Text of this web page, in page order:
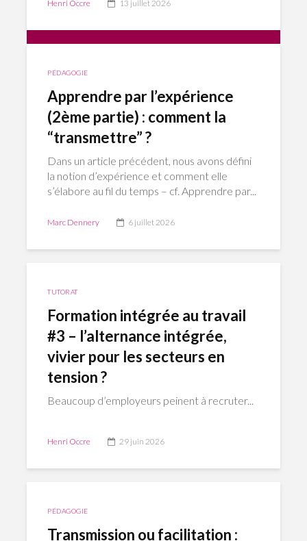
Henri Occre 13 juillet 2026
PÉDAGOGIE
Apprendre par l’expérience
(2ème partie) : comment la
“transmettre” ?
Dans un article précédent, nous avons défini
la notion d’expérience et comment elle
s’élabore au fil du temps – cf. Apprendre par...
Marc Dennery 6 juillet 2026
TUTORAT
Formation intégrée au travail
#3 – l’alternance intégrée,
vivier pour les secteurs en
tension ?
Beaucoup d’employeurs peinent à recruter...
Henri Occre 29 juin 2026
PÉDAGOGIE
Transmission ou facilitation :